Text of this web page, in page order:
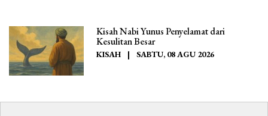
Kisah Nabi Yunus Penyelamat dari
Kesulitan Besar
KISAH | SABTU, 08 AGU 2026